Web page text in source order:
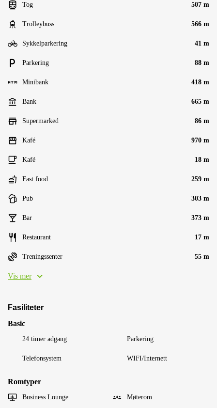
Tog 507 m
Trolleybuss 566 m
Sykkelparkering 41 m
Parkering 88 m
Minibank 418 m
Bank 665 m
Supermarked 86 m
Kafé 970 m
Kafé 18 m
Fast food 259 m
Pub 303 m
Bar 373 m
Restaurant 17 m
Treningssenter 55 m
Vis mer
Fasiliteter
Basic
24 timer adgang Parkering
Telefonsystem WIFI/Internett
Romtyper
Business Lounge Møterom